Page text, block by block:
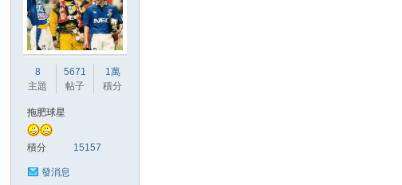
8
主題
5671
帖子
1萬
積分
拖肥球星
積分 15157
發消息